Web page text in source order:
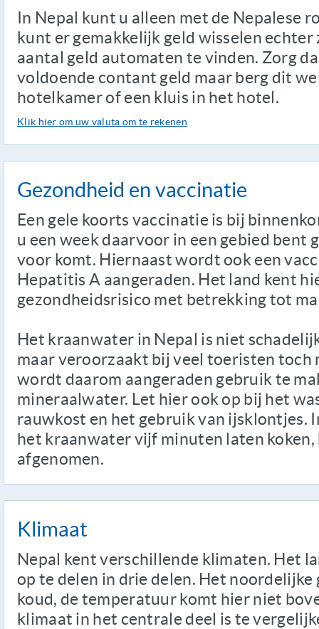
In Nepal kunt u alleen met de Nepalese
kunt er gemakkelijk geld wisselen
aantal geld automaten te vinden. Zorg
voldoende contant geld maar berg dit
hotelkamer of een kluis in het hotel.
Klik hier om uw valuta om te rekenen
Gezondheid en vaccinatie
Een gele koorts vaccinatie is bij
u een week daarvoor in een gebied bent
voor komt. Hiernaast wordt ook een
Hepatitis A aangeraden. Het land kent
gezondheidsrisico met betrekking tot
Het kraanwater in Nepal is niet
maar veroorzaakt bij veel toeristen toch
wordt daarom aangeraden gebruik te
mineraalwater. Let hier ook op bij het
rauwkost en het gebruik van ijsklontjes.
het kraanwater vijf minuten laten koken,
afgenomen.
Klimaat
Nepal kent verschillende klimaten. Het
op te delen in drie delen. Het noordelijke
koud, de temperatuur komt hier niet
klimaat in het centrale deel is te